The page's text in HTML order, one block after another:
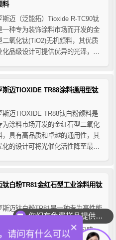
料
斯迈（泛能拓）Tioxide R-TC90钛
一种专为装饰涂料市场而开发的金
二氧化钛(TiO2)无机颜料，其优质
化品级设计可提供优异的光泽，亮
斯迈TIOXIDE TR88涂料通用型钛
斯迈TIOXIDE TR88钛白粉颜料是
为涂料市场开发的金红石型二氧化
，具有高品质和卓越的通用性，其
化的设计可将光催化活性降至最
型油漆涂料配方体系中，可提供优
泽、高遮盖力和良好的耐久性等综
钛白粉TR81金红石型工业涂料用钛
斯迈钛白粉TR81是一种专为高性能
料应用研发的金红石二氧化钛无机
其表面采用氧化锆和氧化铝包膜，
你们有免费样品提供吗？
你们可以提供配色服务吗？
×
请问有什么可以